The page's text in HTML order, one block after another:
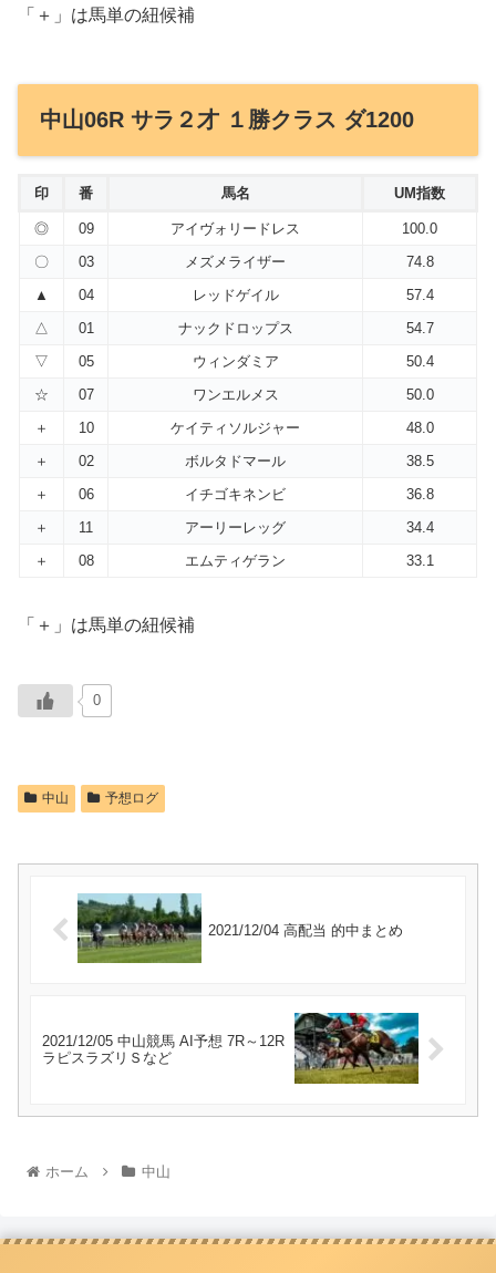
「＋」は馬単の紐候補
中山06R サラ２才 １勝クラス ダ1200
印 番 馬名 UM指数
◎ 09 アイヴォリードレス
100.0
〇
03 メズメライザー
74.8
▲
04 レッドゲイル
57.4
△
01 ナックドロップス
54.7
▽
05 ウィンダミア
50.4
☆
07 ワンエルメス
50.0
＋
10 ケイティソルジャー
48.0
＋
02 ボルタドマール
38.5
＋
06 イチゴキネンビ
36.8
＋
11 アーリーレッグ
34.4
＋
08 エムティゲラン 33.1
「＋」は馬単の紐候補
0
中山 予想ログ
2021/12/04 高配当 的中まとめ
2021/12/05 中山競馬 AI予想 7R～12R
ラピスラズリＳなど
ホーム 中山